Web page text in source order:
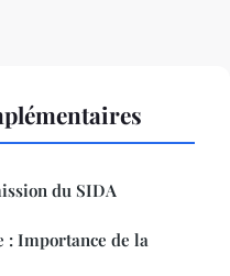
du SIDA
: Importance de la